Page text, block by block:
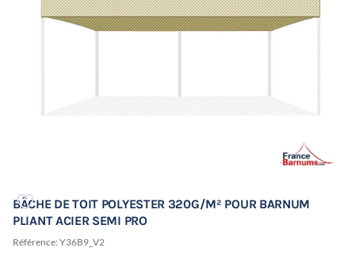
BÂCHE DE TOIT POLYESTER 320G/M² POUR BARNUM
PLIANT ACIER SEMI PRO
Référence: Y36B9_V2